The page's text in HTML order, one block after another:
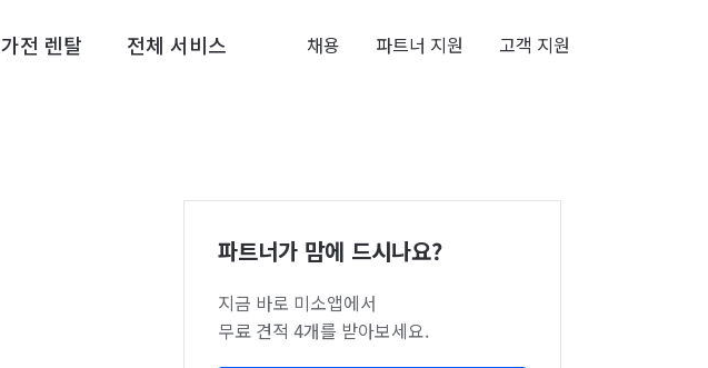
가전 렌탈 전체 서비스 채용 파트너 지원 고객 지원
파트너가 맘에 드시나요?
지금 바로 미소앱에서
무료 견적 4개를 받아보세요.